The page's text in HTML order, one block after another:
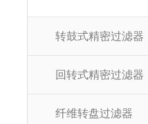
转鼓式精密过滤器
回转式精密过滤器
纤维转盘过滤器